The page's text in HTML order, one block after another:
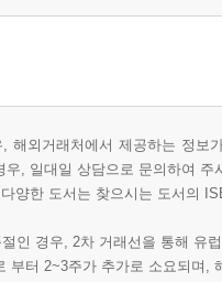
, 해외거래처에서 제공하는 정
우, 일대일 상담으로 문의하여 주
양한 도서는 찾으시는 도서의
인 경우, 2차 거래선을 통해 유
부터 2~3주가 추가로 소요되며,